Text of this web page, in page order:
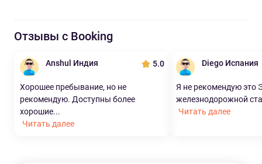
Отзывы с Booking
Anshul Индия 5.0
Хорошее пребывание, но не
рекомендую. Доступны более
хорошие...
Читать далее
Diego Испания
Я не рекомендую это
железнодорожной
Читать далее